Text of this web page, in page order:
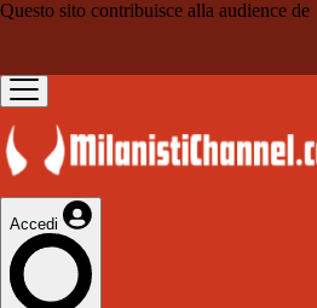
Questo sito contribuisce alla audience de
Accedi